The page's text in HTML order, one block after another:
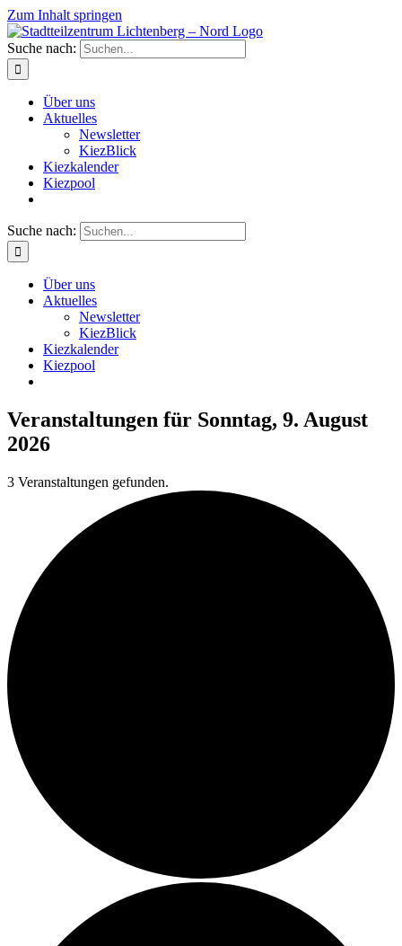
Zum Inhalt springen
Suche nach:
Über uns
Aktuelles
Newsletter
KiezBlick
Kiezkalender
Kiezpool
Suche nach:
Über uns
Aktuelles
Newsletter
KiezBlick
Kiezkalender
Kiezpool
Veranstaltungen für Sonntag, 9. August
2026
3 Veranstaltungen gefunden.